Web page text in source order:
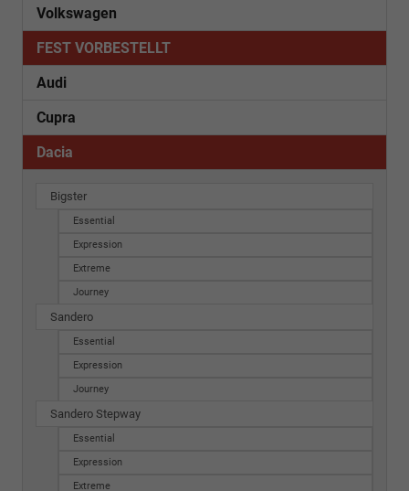
Volkswagen
FEST VORBESTELLT
Audi
Cupra
Dacia
Bigster
Essential
Expression
Extreme
Journey
Sandero
Essential
Expression
Journey
Sandero Stepway
Essential
Expression
Extreme